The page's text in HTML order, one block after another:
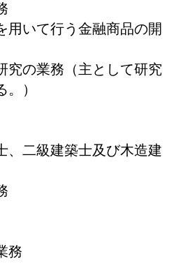
いて行う金融商品の開
の業務（主として研究
）
二級建築士及び木造建
務